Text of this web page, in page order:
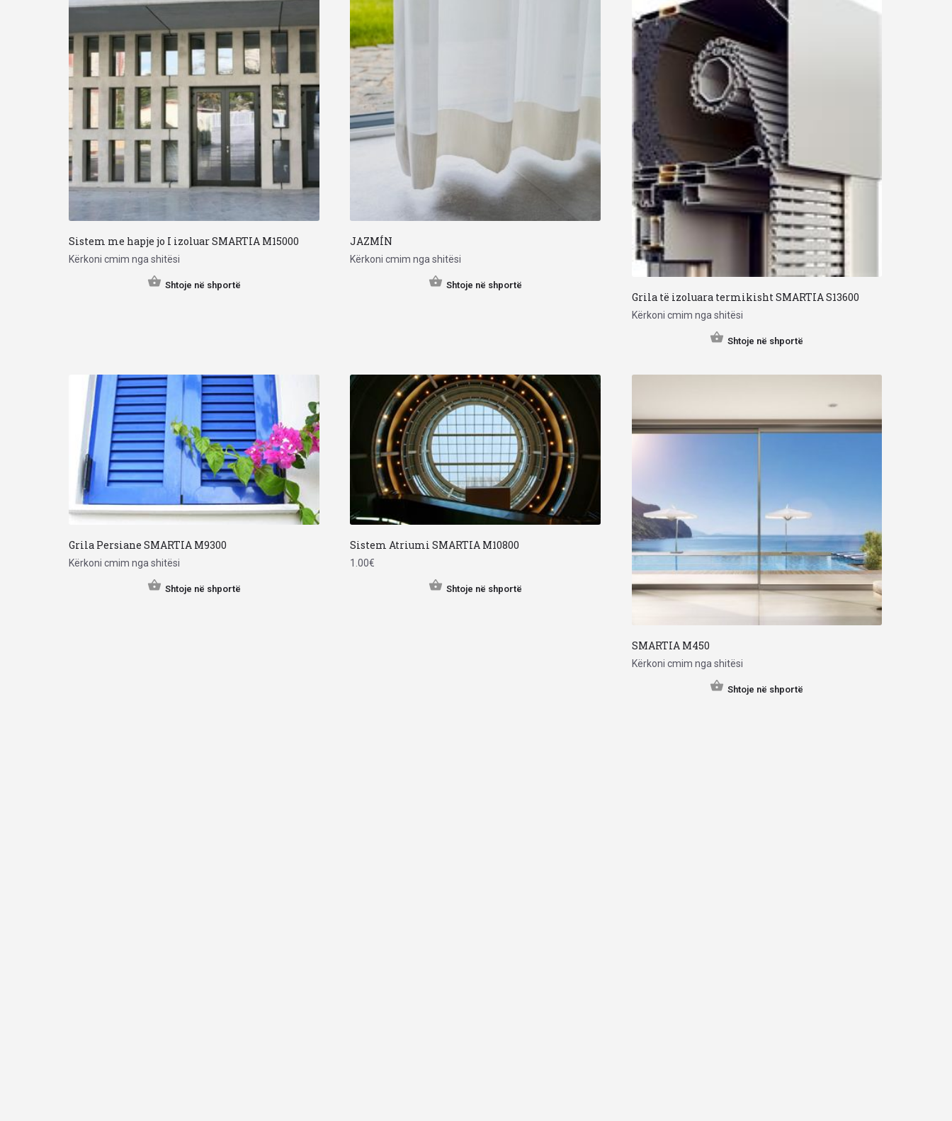
Sistem me hapje jo I izoluar SMARTIA M15000
Kërkoni cmim nga shitësi
Shtoje në shportë
JAZMÍN
Kërkoni cmim nga shitësi
Shtoje në shportë
Grila të izoluara termikisht SMARTIA S13600
Kërkoni cmim nga shitësi
Shtoje në shportë
Grila Persiane SMARTIA M9300
Kërkoni cmim nga shitësi
Shtoje në shportë
Sistem Atriumi SMARTIA M10800
1.00€
Shtoje në shportë
SMARTIA M450
Kërkoni cmim nga shitësi
Shtoje në shportë